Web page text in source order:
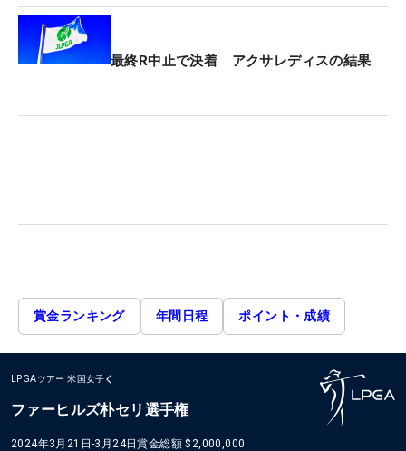
最終R中止で決着 アクサレディスの結果
賞金ランキング 年間日程 ポイント・成績
LPGAツアー 米国女子
ファーヒルズ朴セリ選手権
2024年3月21日-3月24日賞金総額 $2,000,000